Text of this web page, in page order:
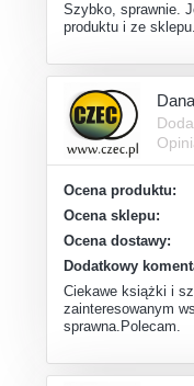
Szybko, sprawnie.
produktu i ze sklepu.
Dana
Ocena produktu:
Ocena sklepu:
Ocena dostawy:
Dodatkowy
Ciekawe książki i
zainteresowanym
sprawna.Polecam.